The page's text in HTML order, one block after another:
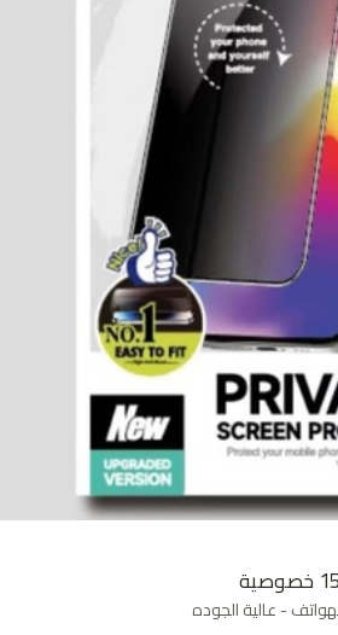
- عالية الجوده